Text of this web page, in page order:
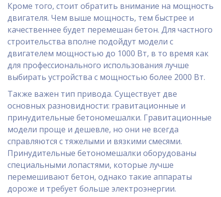
Кроме того, стоит обратить внимание на мощность
двигателя. Чем выше мощность, тем быстрее и
качественнее будет перемешан бетон. Для частного
строительства вполне подойдут модели с
двигателем мощностью до 1000 Вт, в то время как
для профессионального использования лучше
выбирать устройства с мощностью более 2000 Вт.
Также важен тип привода. Существует две
основных разновидности: гравитационные и
принудительные бетономешалки. Гравитационные
модели проще и дешевле, но они не всегда
справляются с тяжелыми и вязкими смесями.
Принудительные бетономешалки оборудованы
специальными лопастями, которые лучше
перемешивают бетон, однако такие аппараты
дороже и требует больше электроэнергии.